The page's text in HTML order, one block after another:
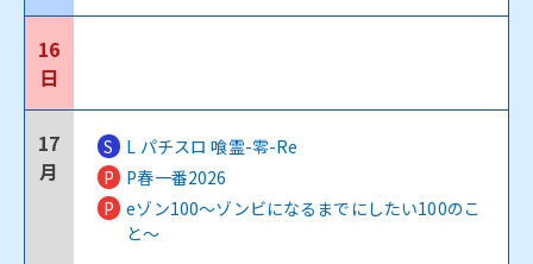
16
日
17
月
S
L パチスロ 喰霊-零-Re
P P春一番2026
P eゾン100～ゾンビになるまでにしたい100のこ
と～